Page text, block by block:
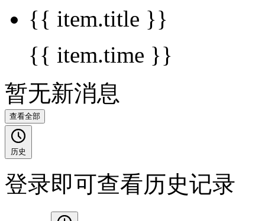
{{ item.title }}
{{ item.time }}
暂无新消息
查看全部
历史
登录即可查看历史记录